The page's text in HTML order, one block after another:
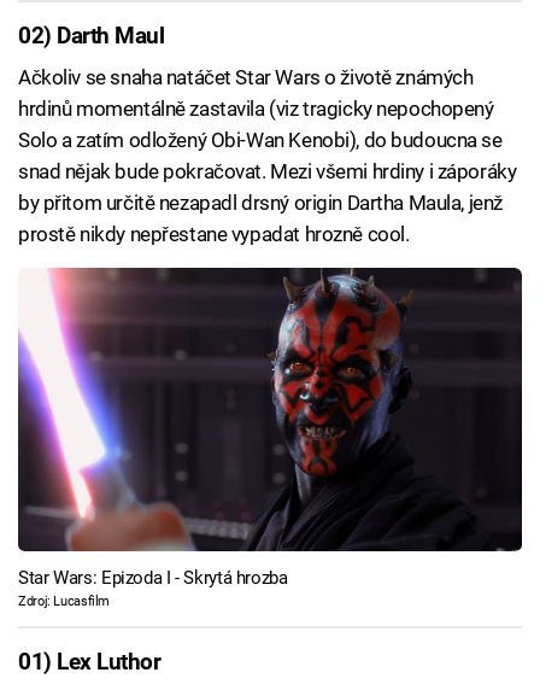
02) Darth Maul
Ačkoliv se snaha natáčet Star Wars o životě známých
hrdinů momentálně zastavila (viz tragicky nepochopený
Solo a zatím odložený Obi-Wan Kenobi), do budoucna se
snad nějak bude pokračovat. Mezi všemi hrdiny i záporáky
by přitom určitě nezapadl drsný origin Dartha Maula, jenž
prostě nikdy nepřestane vypadat hrozně cool.
Star Wars: Epizoda I - Skrytá hrozba
Zdroj: Lucasfilm
01) Lex Luthor